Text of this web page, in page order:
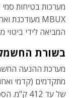
מערכות בטיחות סמי
המביאה לידי
בשורת
מתקדמים (קדמי